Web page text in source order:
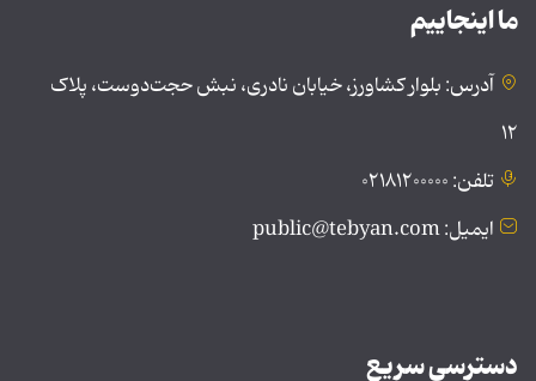
ما اینجاییم
آدرس: بلوار کشاورز، خیابان نادری، نبش حجت‌دوست، پلاک
۱۲
تلفن: ۰۲۱۸۱۲۰۰۰۰۰
ایمیل: public@tebyan.com
دسترسی سریع